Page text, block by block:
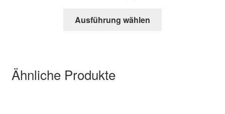
Ausführung wählen
Ähnliche Produkte